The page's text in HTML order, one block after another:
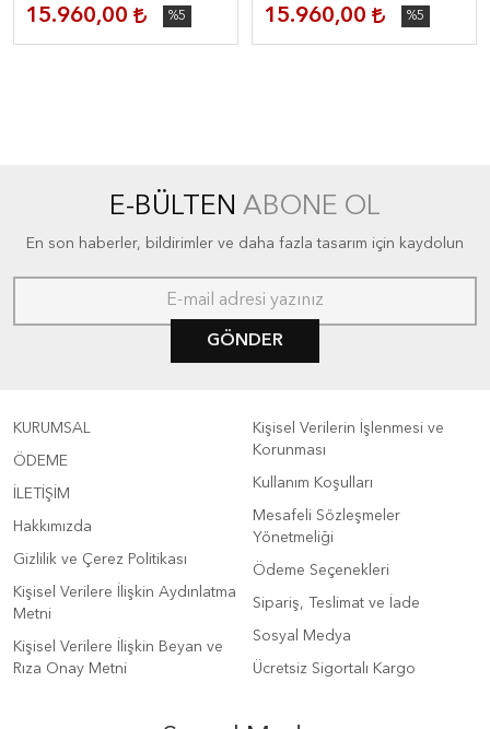
15.960,00 %5 15.960,00 %5
E-BÜLTEN ABONE OL
En son haberler, bildirimler ve daha fazla tasarım için kaydolun
GÖNDER
KURUMSAL
ÖDEME
İLETİŞİM
Hakkımızda
Gizlilik ve Çerez Politikası
Kişisel Verilere İlişkin Aydınlatma
Metni
Kişisel Verilere İlişkin Beyan ve
Rıza Onay Metni
Kişisel Verilerin İşlenmesi ve
Korunması
Kullanım Koşulları
Mesafeli Sözleşmeler
Yönetmeliği
Ödeme Seçenekleri
Sipariş, Teslimat ve İade
Sosyal Medya
Ücretsiz Sigortalı Kargo